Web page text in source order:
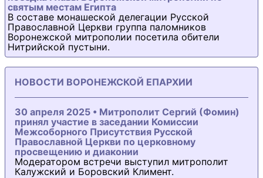
святым местам Египта
В составе монашеской делегации Русской
Православной Церкви группа паломников
Воронежской митрополии посетила обители
Нитрийской пустыни.
НОВОСТИ ВОРОНЕЖСКОЙ ЕПАРХИИ
30 апреля 2025 • Митрополит Сергий (Фомин)
принял участие в заседании Комиссии
Межсоборного Присутствия Русской
Православной Церкви по церковному
просвещению и диаконии
Модератором встречи выступил митрополит
Калужский и Боровский Климент.